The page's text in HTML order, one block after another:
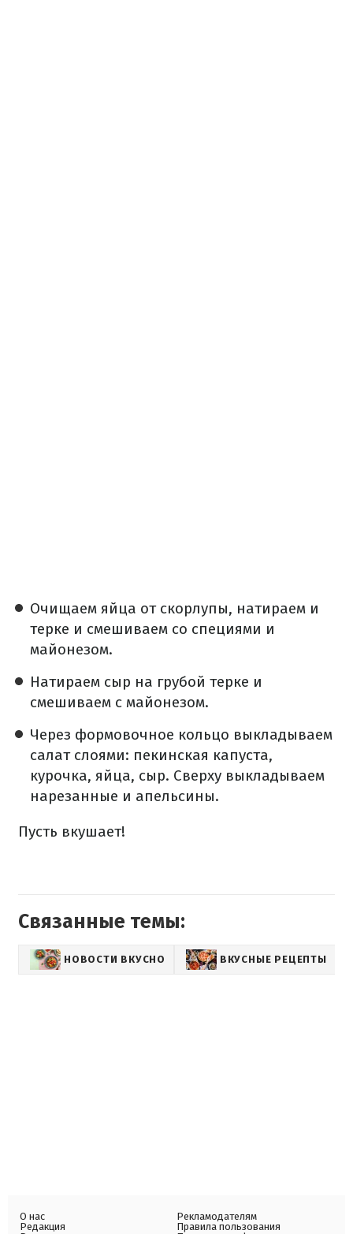
Очищаем яйца от скорлупы, натираем и
терке и смешиваем со специями и
майонезом.
Натираем сыр на грубой терке и
смешиваем с майонезом.
Через формовочное кольцо выкладываем
салат слоями: пекинская капуста,
курочка, яйца, сыр. Сверху выкладываем
нарезанные и апельсины.
Пусть вкушает!
Связанные темы:
НОВОСТИ ВКУСНО ВКУСНЫЕ РЕЦЕПТЫ
О нас
Редакция
Рекламодателям
Правила пользования